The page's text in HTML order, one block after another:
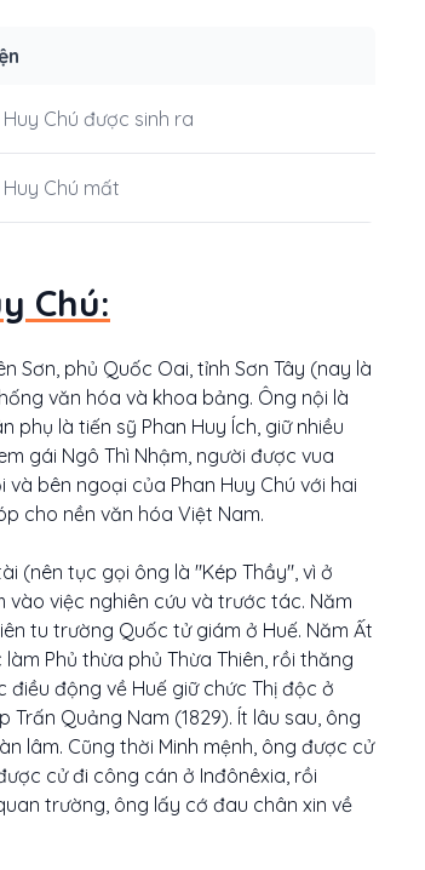
Huy Chú được sinh ra
Huy Chú mất
Chú:
Sơn, phủ Quốc Oai, tỉnh Sơn Tây (nay là
văn hóa và khoa bảng. Ông nội là
phụ là tiến sỹ Phan Huy Ích, giữ nhiều
gái Ngô Thì Nhậm, người được vua
bên ngoại của Phan Huy Chú với hai
cho nền văn hóa Việt Nam.
(nên tục gọi ông là "Kép Thầy", vì ở
vào việc nghiên cứu và trước tác. Năm
tu trường Quốc tử giám ở Huế. Năm Ất
Phủ thừa phủ Thừa Thiên, rồi thăng
điều động về Huế giữ chức Thị độc ở
Trấn Quảng Nam (1829). Ít lâu sau, ông
lâm. Cũng thời Minh mệnh, ông được cử
cử đi công cán ở Inđônêxia, rồi
trường, ông lấy cớ đau chân xin về